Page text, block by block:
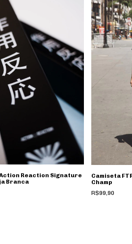
Reaction Signature
Branca
Camiseta
Champ
R$99,90